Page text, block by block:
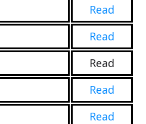
Read
Read
Read
Read
Read